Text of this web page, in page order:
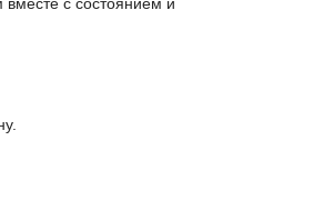
с состоянием и